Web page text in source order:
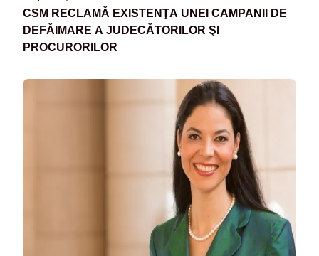
CSM RECLAMĂ EXISTENŢA UNEI CAMPANII DE
DEFĂIMARE A JUDECĂTORILOR ŞI
PROCURORILOR